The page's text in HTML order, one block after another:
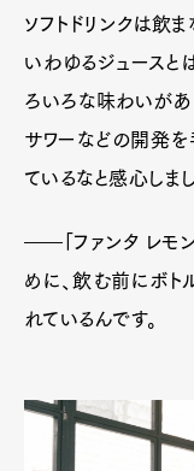
ソフトドリンクは飲
いわゆるジュースと
ろいろな味わいが
サワーなどの開発を
ているなと感心しまし
――「ファンタ レモン
めに、飲む前にボト
れているんです。